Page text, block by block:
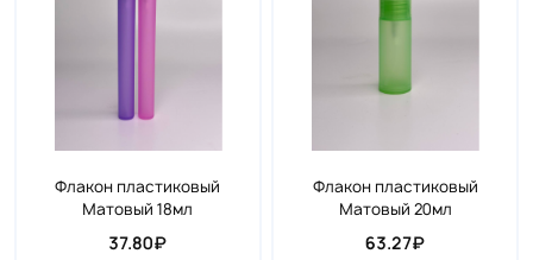
Флакон пластиковый
Матовый 18мл
37.80₽
Флакон пластиковый
Матовый 20мл
63.27₽